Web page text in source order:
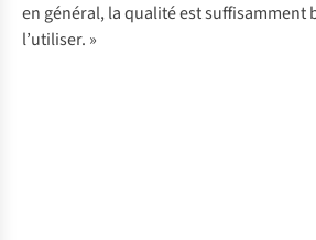
en général, la qualité est suffisamment
l’utiliser. »